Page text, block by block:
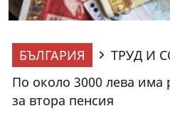
БЪЛГАРИЯ
ТРУД И
По около 3000 лева
за втора пенсия